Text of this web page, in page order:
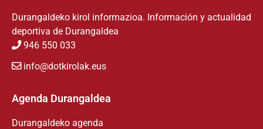
Durangaldeko kirol informazioa. Información y actualidad
deportiva de Durangaldea
946 550 033
info@dotkirolak.eus
Agenda Durangaldea
Durangaldeko agenda